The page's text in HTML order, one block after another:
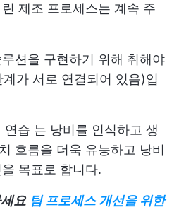
제조 프로세스는 계속 주
션을 구현하기 위해 취해야
가 서로 연결되어 있음)입
연습 는 낭비를 인식하고 생
흐름을 더욱 유능하고 낭비
목표로 합니다.
요 팀 프로세스 개선을 위한